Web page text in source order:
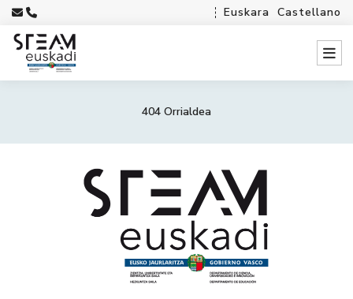
Euskara Castellano
404 Orrialdea